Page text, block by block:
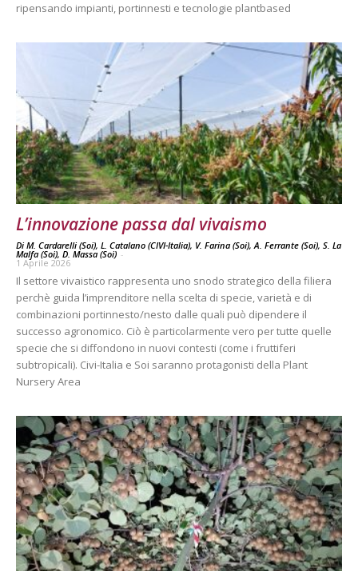
ripensando impianti, portinnesti e tecnologie plantbased
L’innovazione passa dal vivaismo
Di M. Cardarelli (Soi), L. Catalano (CIVI-Italia), V. Farina (Soi), A. Ferrante (Soi), S. La
Malfa (Soi), D. Massa (Soi) -
1 Aprile 2026
Il settore vivaistico rappresenta uno snodo strategico della filiera
perchè guida l’imprenditore nella scelta di specie, varietà e di
combinazioni portinnesto/nesto dalle quali può dipendere il
successo agronomico. Ciò è particolarmente vero per tutte quelle
specie che si diffondono in nuovi contesti (come i fruttiferi
subtropicali). Civi-Italia e Soi saranno protagonisti della Plant
Nursery Area